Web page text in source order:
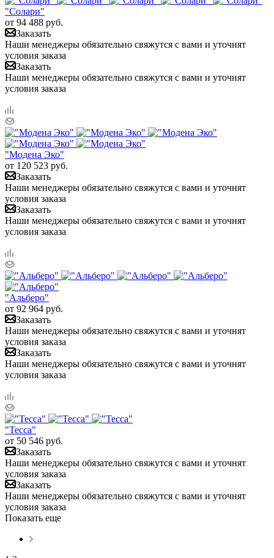
"Солари"
от 94 488 руб.
Заказать
Наши менеджеры обязательно свяжутся с вами и уточнят
условия заказа
Заказать
Наши менеджеры обязательно свяжутся с вами и уточнят
условия заказа
"Модена Эко"
от 120 523 руб.
Заказать
Наши менеджеры обязательно свяжутся с вами и уточнят
условия заказа
Заказать
Наши менеджеры обязательно свяжутся с вами и уточнят
условия заказа
"Альберо"
от 92 964 руб.
Заказать
Наши менеджеры обязательно свяжутся с вами и уточнят
условия заказа
Заказать
Наши менеджеры обязательно свяжутся с вами и уточнят
условия заказа
"Тесса"
от 50 546 руб.
Заказать
Наши менеджеры обязательно свяжутся с вами и уточнят
условия заказа
Заказать
Наши менеджеры обязательно свяжутся с вами и уточнят
условия заказа
Показать еще